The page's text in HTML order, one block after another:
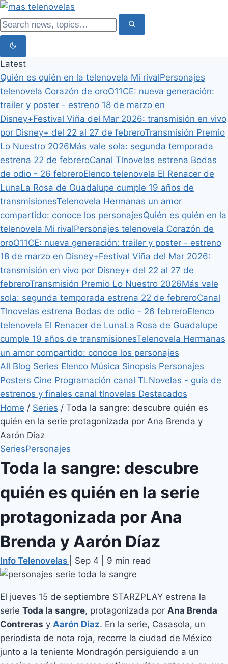
Latest
Quién es quién en la telenovela Mi rivalPersonajes
telenovela Corazón de oroO11CE: nueva generación:
trailer y poster - estreno 18 de marzo en
Disney+Festival Viña del Mar 2026: transmisión en vivo
por Disney+ del 22 al 27 de febreroTransmisión Premio
Lo Nuestro 2026Más vale sola: segunda temporada
estrena 22 de febreroCanal Tlnovelas estrena Bodas
de odio - 26 febreroElenco telenovela El Renacer de
LunaLa Rosa de Guadalupe cumple 19 años de
transmisionesTelenovela Hermanas un amor
compartido: conoce los personajesQuién es quién en la
telenovela Mi rivalPersonajes telenovela Corazón de
oroO11CE: nueva generación: trailer y poster - estreno
18 de marzo en Disney+Festival Viña del Mar 2026:
transmisión en vivo por Disney+ del 22 al 27 de
febreroTransmisión Premio Lo Nuestro 2026Más vale
sola: segunda temporada estrena 22 de febreroCanal
Tlnovelas estrena Bodas de odio - 26 febreroElenco
telenovela El Renacer de LunaLa Rosa de Guadalupe
cumple 19 años de transmisionesTelenovela Hermanas
un amor compartido: conoce los personajes
All Blog Series Elenco Música Sinopsis Personajes
Posters Cine Programación canal TLNovelas - guía de
estrenos y finales canal tlnovelas Destacados
Home / Series / Toda la sangre: descubre quién es
quién en la serie protagonizada por Ana Brenda y
Aarón Díaz
SeriesPersonajes
Toda la sangre: descubre
quién es quién en la serie
protagonizada por Ana
Brenda y Aarón Díaz
Info Telenovelas Sep 4 9 min read
El jueves 15 de septiembre STARZPLAY estrena la
serie Toda la sangre, protagonizada por Ana Brenda
Contreras y Aarón Díaz. En la serie, Casasola, un
periodista de nota roja, recorre la ciudad de México
junto a la teniente Mondragón persiguiendo a un